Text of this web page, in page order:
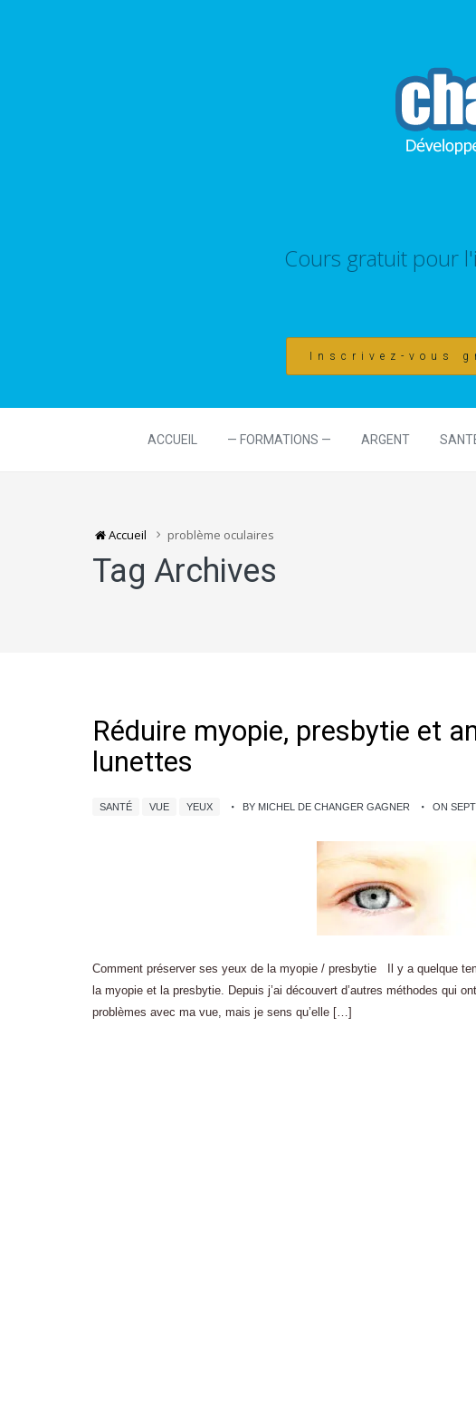
Cours gratuit pour
Inscrivez-vous
ACCUEIL — FORMATIONS — ARGENT
Accueil problème oculaires
Tag Archives
Réduire myopie, presbytie et
lunettes
SANTÉ VUE YEUX BY MICHEL DE CHANGER GAGNER ON
Comment préserver ses yeux de la myopie / presbytie Il y a quelque
la myopie et la presbytie. Depuis j’ai découvert d’autres méthodes qui
problèmes avec ma vue, mais je sens qu’elle […]